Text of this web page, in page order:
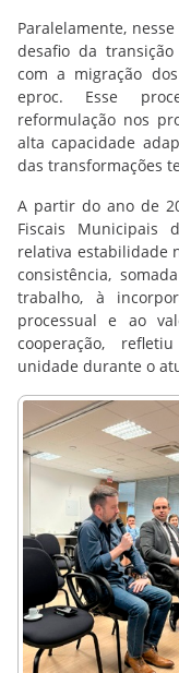
Paralelamente,
desafio da
com a migração
eproc. Esse
reformulação nos
alta capacidade
das transformações
A partir do ano de
Fiscais Municipais
relativa estabilidade
consistência,
trabalho, à
processual e ao
cooperação,
unidade durante o